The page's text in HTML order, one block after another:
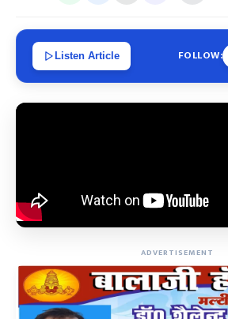
Listen Article FOLLOW:
ADVERTISEMENT